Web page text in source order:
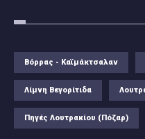
Βόρρας - Καϊμάκτσαλαν
Λίμνη Βεγορίτιδα
Πηγές Λουτρακίου (Πόζαρ)